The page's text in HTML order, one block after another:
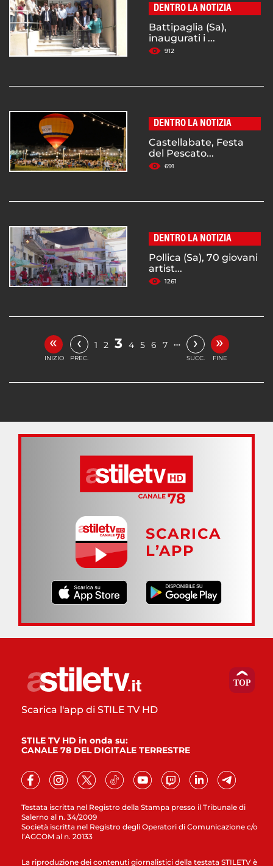
DENTRO LA NOTIZIA
Battipaglia (Sa),
inaugurati i ...
912
DENTRO LA NOTIZIA
Castellabate, Festa
del Pescato...
691
DENTRO LA NOTIZIA
Pollica (Sa), 70 giovani
artist...
1261
«
INIZIO
‹
PREC.
1 2 3 4 5 6 7 … ›
SUCC.
»
FINE
SCARICA
L’APP
Testata iscritta nel Registro della Stampa presso il Tribunale di
Salerno al n. 34/2009
Società iscritta nel Registro degli Operatori di Comunicazione c/o
l’AGCOM al n. 20133
Scarica l'app di STILE TV HD
STILE TV HD in onda su:
CANALE 78 DEL DIGITALE TERRESTRE
La riproduzione dei contenuti giornalistici della testata STILETV è